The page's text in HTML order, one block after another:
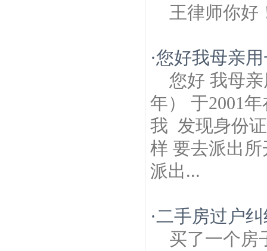
王律师你好
·您好我母亲
您好 我母
年） 于2001
我 发现身份
样 要去派出
派出...
·二手房过户
买了一个房